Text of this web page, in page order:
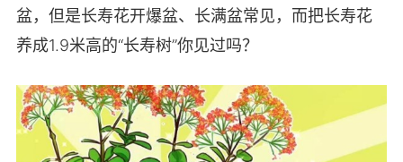
盆，但是长寿花开爆盆、长满盆常见，而把长寿花
养成1.9米高的“长寿树”你见过吗？